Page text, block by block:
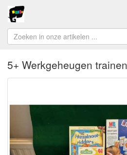
5+ Werkgeheugen trainen